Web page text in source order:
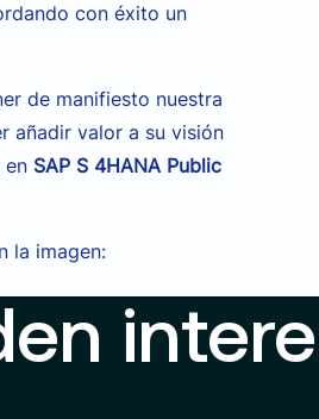
con éxito un
de manifiesto nuestra
añadir valor a su visión
en SAP S 4HANA Public
la imagen: